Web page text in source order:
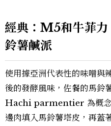
經典：M5和牛菲力
鈴薯鹹派
使用據亞洲代表性的味噌與
後的發酵風味，佐餐的馬鈴
Hachi parmentier 為概念
邊肉填入馬鈴薯塔皮，再蓋